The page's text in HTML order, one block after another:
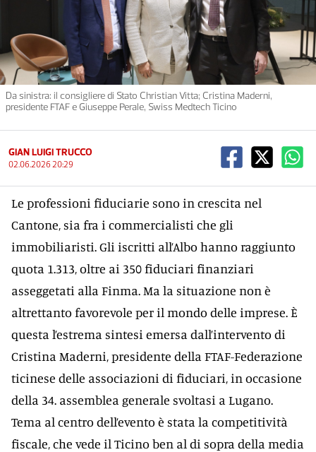
Da sinistra: il consigliere di Stato Christian Vitta; Cristina Maderni,
presidente FTAF e Giuseppe Perale, Swiss Medtech Ticino
GIAN LUIGI TRUCCO
02.06.2026 20:29
Le professioni fiduciarie sono in crescita nel
Cantone, sia fra i commercialisti che gli
immobiliaristi. Gli iscritti all’Albo hanno raggiunto
quota 1.313, oltre ai 350 fiduciari finanziari
asseggetati alla Finma. Ma la situazione non è
altrettanto favorevole per il mondo delle imprese. È
questa l’estrema sintesi emersa dall’intervento di
Cristina Maderni, presidente della FTAF-Federazione
ticinese delle associazioni di fiduciari, in occasione
della 34. assemblea generale svoltasi a Lugano.
Tema al centro dell’evento è stata la competitività
fiscale, che vede il Ticino ben al di sopra della media